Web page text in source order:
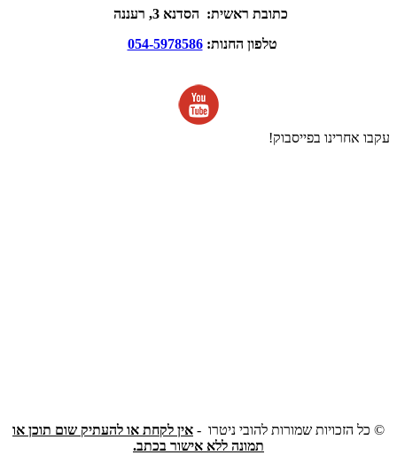
כתובת ראשית: הסדנא 3, רעננה
טלפון החנות:054-5978586
עקבו אחרינו בפייסבוק!
© כל הזכויות שמורות להובי ניטרו - אין לקחת או להעתיק שום תוכן או
תמונה ללא אישור בכתב.